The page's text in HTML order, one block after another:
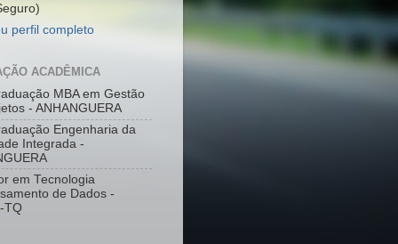
perfil completo
ACADÊMICA
MBA em Gestão
- ANHANGUERA
Engenharia da
Integrada -
em Tecnologia
de Dados -
TQ